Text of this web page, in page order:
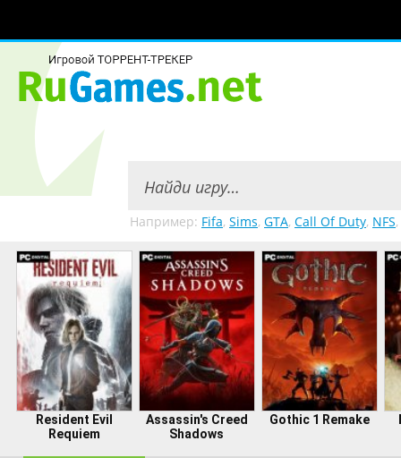
Например: Fifa, Sims, GTA, Call Of Duty, NFS,
Resident Evil
Requiem
Assassin's Creed
Shadows
Gothic 1 Remake